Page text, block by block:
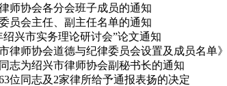
师协会各分会班子成员的通知
员会主任、副主任名单的通知
绍兴市实务理论研讨会”论文通知
律师协会道德与纪律委员会设置及成员名单
志为绍兴市律师协会副秘书长的通知
位同志及2家律所给予通报表扬的决定